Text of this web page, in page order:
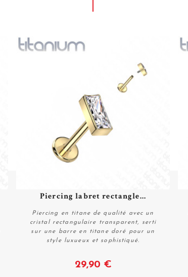
Voir
Piercing labret rectangle...
Piercing en titane de qualité avec un
cristal rectangulaire transparent, serti
sur une barre en titane doré pour un
style luxueux et sophistiqué.
29,90 €